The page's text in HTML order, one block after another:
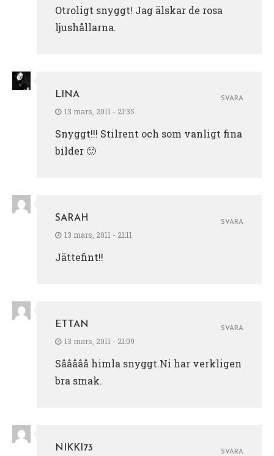
Otroligt snyggt! Jag älskar de rosa
ljushållarna.
LINA
13 mars, 2011 - 21:35
Snyggt!!! Stilrent och som vanligt fina
bilder 🙂
SVARA
SARAH
13 mars, 2011 - 21:11
Jättefint!!
SVARA
ETTAN
13 mars, 2011 - 21:09
Sååååå himla snyggt.Ni har verkligen
bra smak.
SVARA
NIKKI73
SVARA